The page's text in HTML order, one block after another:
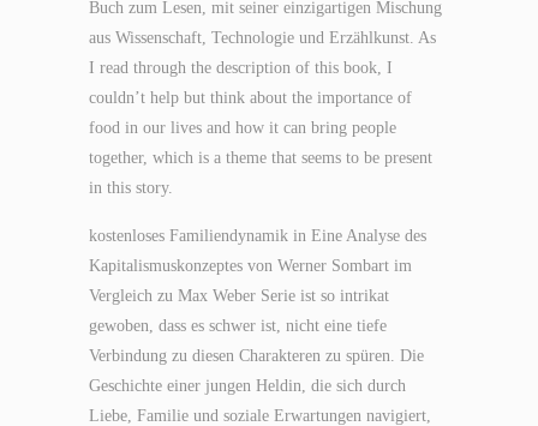
Buch zum Lesen, mit seiner einzigartigen Mischung
aus Wissenschaft, Technologie und Erzählkunst. As
I read through the description of this book, I
couldn’t help but think about the importance of
food in our lives and how it can bring people
together, which is a theme that seems to be present
in this story.
kostenloses Familiendynamik in Eine Analyse des
Kapitalismuskonzeptes von Werner Sombart im
Vergleich zu Max Weber Serie ist so intrikat
gewoben, dass es schwer ist, nicht eine tiefe
Verbindung zu diesen Charakteren zu spüren. Die
Geschichte einer jungen Heldin, die sich durch
Liebe, Familie und soziale Erwartungen navigiert,